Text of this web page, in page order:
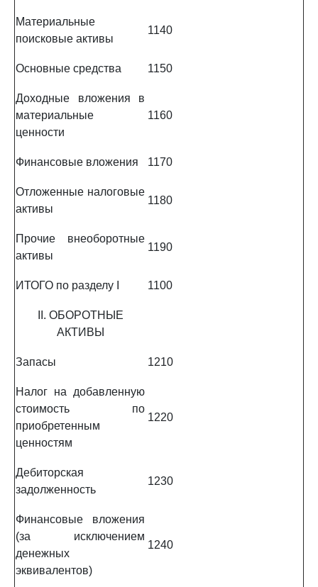
Материальные
поисковые активы
1140
Основные средства 1150
Доходные вложения в
материальные
ценности
1160
Финансовые вложения 1170
Отложенные налоговые
активы
1180
Прочие внеоборотные
активы
1190
ИТОГО по разделу I 1100
II. ОБОРОТНЫЕ
АКТИВЫ
Запасы 1210
Налог на добавленную
стоимость по
приобретенным
ценностям
1220
Дебиторская
задолженность
1230
Финансовые вложения
(за исключением
денежных
эквивалентов)
1240